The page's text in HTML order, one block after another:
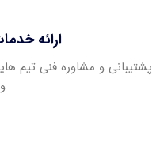
ارائه